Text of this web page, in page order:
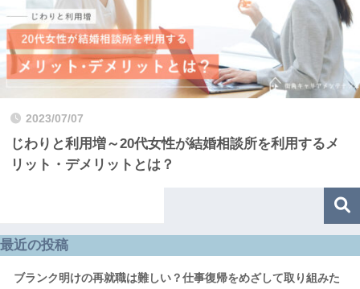
2023/07/07
じわりと利用増～20代女性が結婚相談所を利用するメ
リット・デメリットとは？
最近の投稿
ブランク明けの再就職は難しい？仕事復帰をめざして取り組みた